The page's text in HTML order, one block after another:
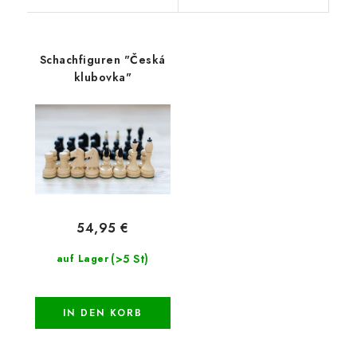
Schachfiguren "Česká
klubovka"
auf Lager (>5 St)
54,95 €
IN DEN KORB